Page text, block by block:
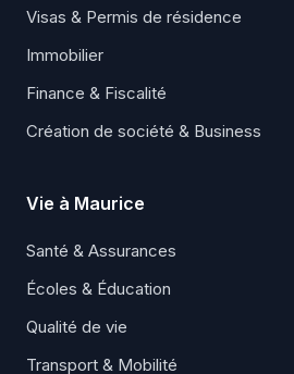
Visas & Permis de résidence
Immobilier
Finance & Fiscalité
Création de société & Business
Vie à Maurice
Santé & Assurances
Écoles & Éducation
Qualité de vie
Transport & Mobilité